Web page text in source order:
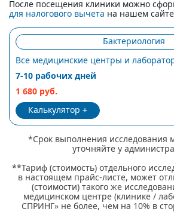
После посещения клиники можно
для налогового вычета на нашем
Бактериология
Все медицинские центры и
7-10 рабочих дней
1 680 руб.
Калькулятор
*Срок выполнения исследования
уточняйте у
**Тариф (стоимость) отдельного
в настоящем прайс-листе, может
(стоимости) такого же
медицинском центре (клинике /
СПРИНГ» не более, чем на 10% в